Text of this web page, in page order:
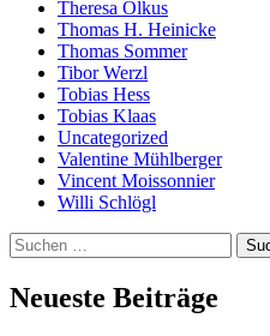
Theresa Olkus
Thomas H. Heinicke
Thomas Sommer
Tibor Werzl
Tobias Hess
Tobias Klaas
Uncategorized
Valentine Mühlberger
Vincent Moissonnier
Willi Schlögl
Suchen
nach:
Neueste Beiträge